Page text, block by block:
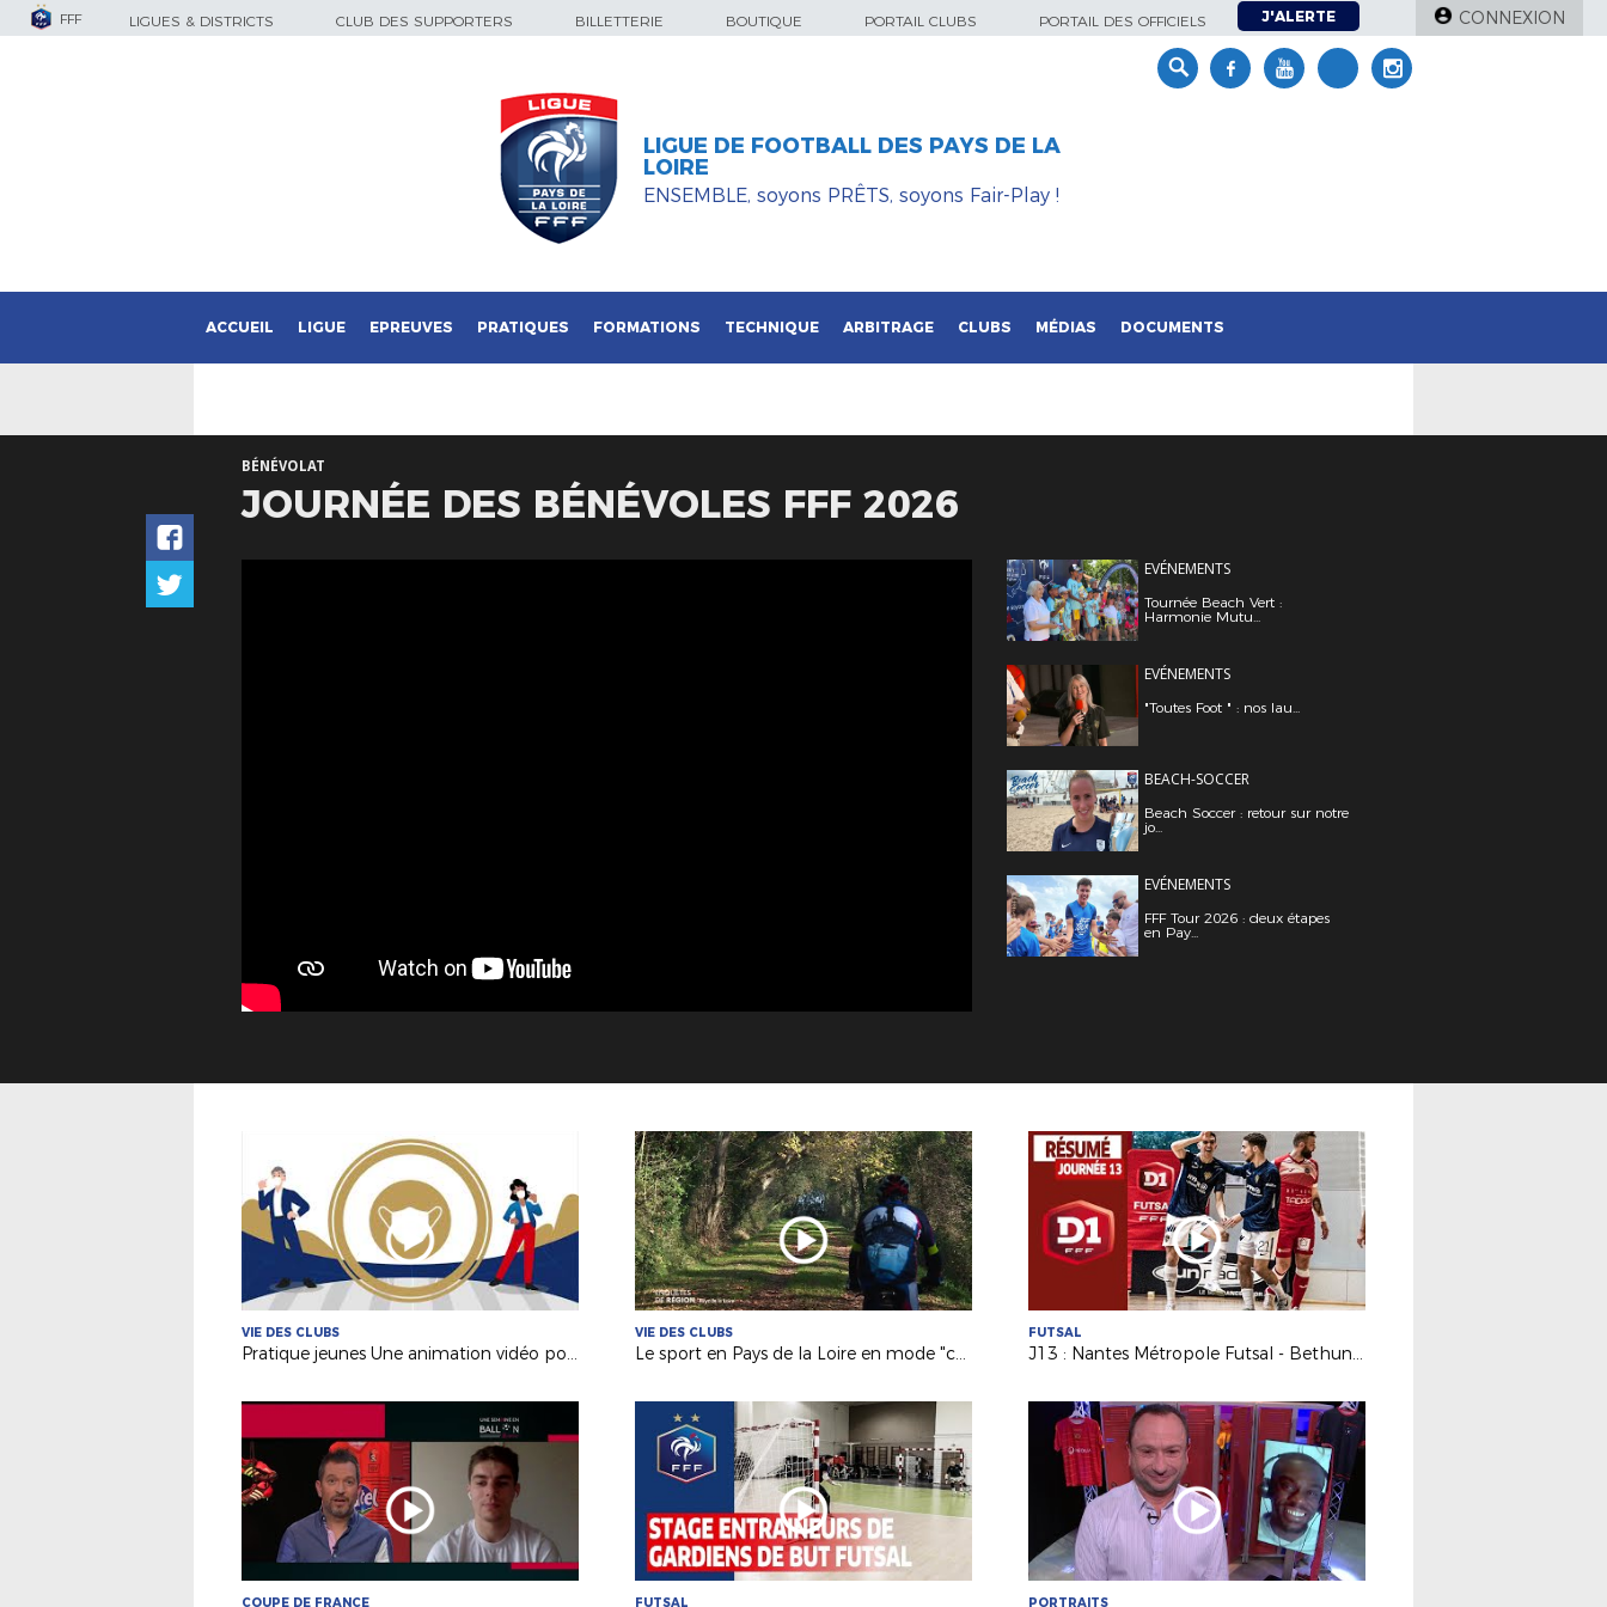
FFF LIGUES & DISTRICTS CLUB DES SUPPORTERS BILLETTERIE BOUTIQUE PORTAIL CLUBS PORTAIL DES OFFICIELS J'ALERTE CONNEXION
LIGUE DE FOOTBALL DES PAYS DE LA
LOIRE
ENSEMBLE, soyons PRÊTS, soyons Fair-Play !
ACCUEIL LIGUE EPREUVES PRATIQUES FORMATIONS TECHNIQUE ARBITRAGE CLUBS MÉDIAS DOCUMENTS
BÉNÉVOLAT
JOURNÉE DES BÉNÉVOLES FFF 2026
EVÉNEMENTS
Tournée Beach Vert :
Harmonie Mutu...
EVÉNEMENTS
"Toutes Foot " : nos lau...
BEACH-SOCCER
Beach Soccer : retour sur notre
jo...
EVÉNEMENTS
FFF Tour 2026 : deux étapes
en Pay...
VIE DES CLUBS
Pratique jeunes Une animation vidéo pour la relance
VIE DES CLUBS
Le sport en Pays de la Loire en mode "covidé" et "confiné"
FUTSAL
J13 : Nantes Métropole Futsal - Bethune Futsal (3-3)
COUPE DE FRANCE FUTSAL PORTRAITS